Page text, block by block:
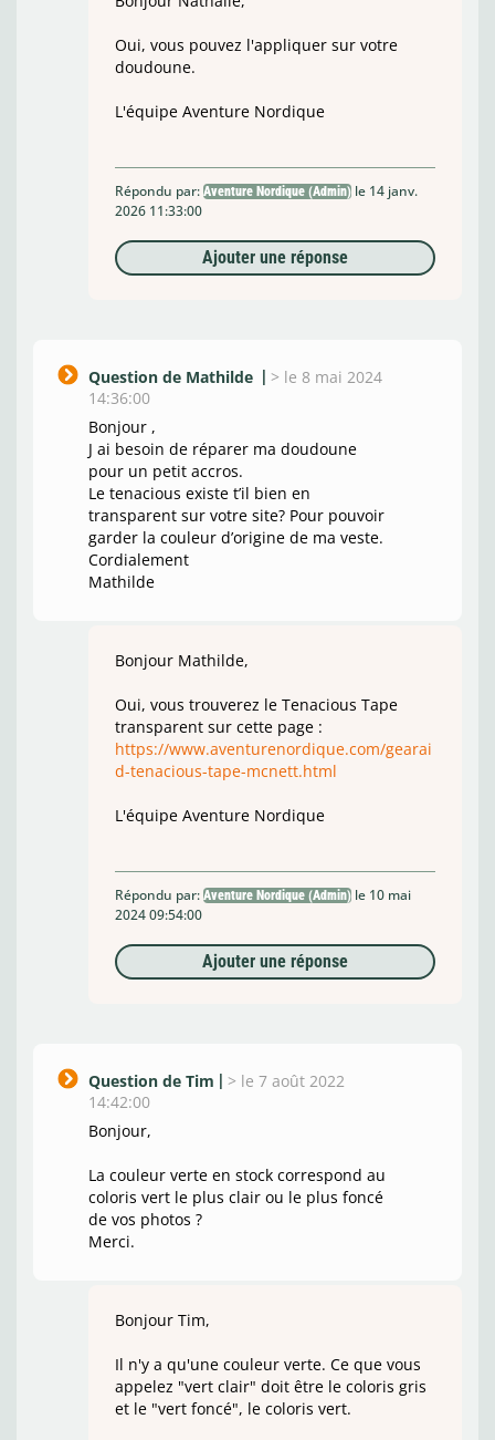
Oui, vous pouvez l'appliquer sur votre
doudoune.
L'équipe Aventure Nordique
Répondu par: Aventure Nordique (Admin) le 14 janv.
2026 11:33:00
Ajouter une réponse
Question de Mathilde > le 8 mai 2024
14:36:00
Bonjour ,
J ai besoin de réparer ma doudoune
pour un petit accros.
Le tenacious existe t’il bien en
transparent sur votre site? Pour pouvoir
garder la couleur d’origine de ma veste.
Cordialement
Mathilde
Bonjour Mathilde,
Oui, vous trouverez le Tenacious Tape
transparent sur cette page :
https://www.aventurenordique.com/gearai
d-tenacious-tape-mcnett.html
L'équipe Aventure Nordique
Répondu par: Aventure Nordique (Admin) le 10 mai
2024 09:54:00
Ajouter une réponse
Question de Tim > le 7 août 2022
14:42:00
Bonjour,
La couleur verte en stock correspond au
coloris vert le plus clair ou le plus foncé
de vos photos ?
Merci.
Bonjour Tim,
Il n'y a qu'une couleur verte. Ce que vous
appelez "vert clair" doit être le coloris gris
et le "vert foncé", le coloris vert.